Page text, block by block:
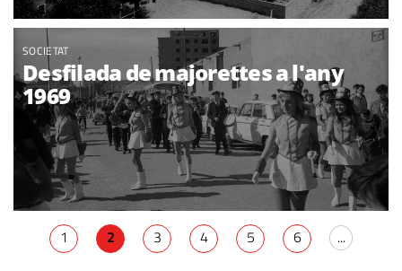
SOCIETAT
Desfilada de majorettes a l'any
1969
1 2 3 4 5 6 ...